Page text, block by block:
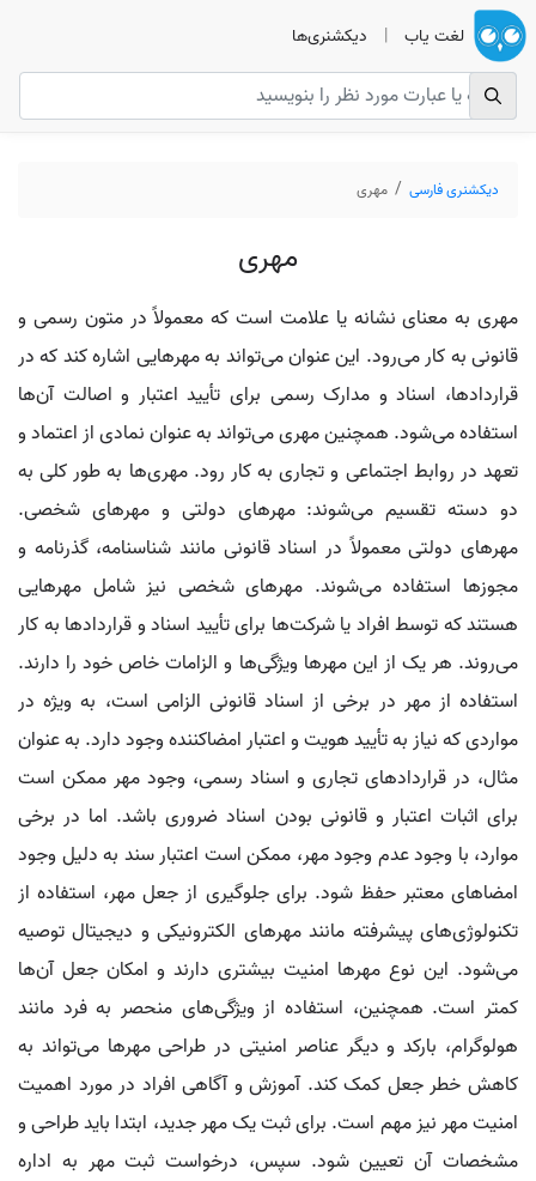
لغت یاب | دیکشنری‌ها
دیکشنری فارسی مهری
مهری
مهری به معنای نشانه یا علامت است که معمولاً در متون رسمی و
قانونی به کار می‌رود. این عنوان می‌تواند به مهرهایی اشاره کند که در
قراردادها، اسناد و مدارک رسمی برای تأیید اعتبار و اصالت آن‌ها
استفاده می‌شود. همچنین مهری می‌تواند به عنوان نمادی از اعتماد و
تعهد در روابط اجتماعی و تجاری به کار رود. مهری‌ها به طور کلی به
دو دسته تقسیم می‌شوند: مهرهای دولتی و مهرهای شخصی.
مهرهای دولتی معمولاً در اسناد قانونی مانند شناسنامه، گذرنامه و
مجوزها استفاده می‌شوند. مهرهای شخصی نیز شامل مهرهایی
هستند که توسط افراد یا شرکت‌ها برای تأیید اسناد و قراردادها به کار
می‌روند. هر یک از این مهرها ویژگی‌ها و الزامات خاص خود را دارند.
استفاده از مهر در برخی از اسناد قانونی الزامی است، به ویژه در
مواردی که نیاز به تأیید هویت و اعتبار امضاکننده وجود دارد. به عنوان
مثال، در قراردادهای تجاری و اسناد رسمی، وجود مهر ممکن است
برای اثبات اعتبار و قانونی بودن اسناد ضروری باشد. اما در برخی
موارد، با وجود عدم وجود مهر، ممکن است اعتبار سند به دلیل وجود
امضاهای معتبر حفظ شود. برای جلوگیری از جعل مهر، استفاده از
تکنولوژی‌های پیشرفته مانند مهرهای الکترونیکی و دیجیتال توصیه
می‌شود. این نوع مهرها امنیت بیشتری دارند و امکان جعل آن‌ها
کمتر است. همچنین، استفاده از ویژگی‌های منحصر به فرد مانند
هولوگرام، بارکد و دیگر عناصر امنیتی در طراحی مهرها می‌تواند به
کاهش خطر جعل کمک کند. آموزش و آگاهی افراد در مورد اهمیت
امنیت مهر نیز مهم است. برای ثبت یک مهر جدید، ابتدا باید طراحی و
مشخصات آن تعیین شود. سپس، درخواست ثبت مهر به اداره